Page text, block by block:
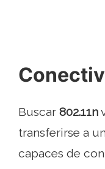
Buscar 802.11n
transferirse a
capaces de